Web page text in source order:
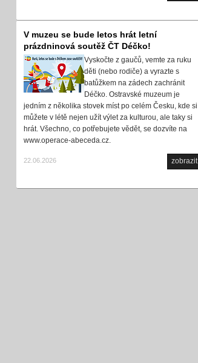
V muzeu se bude letos hrát letní
prázdninová soutěž ČT Déčko!
Vyskočte z gaučů, vemte za ruku
děti (nebo rodiče) a vyrazte s
batůžkem na zádech zachránit
Déčko. Ostravské muzeum je
jedním z několika stovek míst po celém Česku, kde si
můžete v létě nejen užít výlet za kulturou, ale taky si
hrát. Všechno, co potřebujete vědět, se dozvíte na
www.operace-abeceda.cz.
22.06.2026 zobrazit